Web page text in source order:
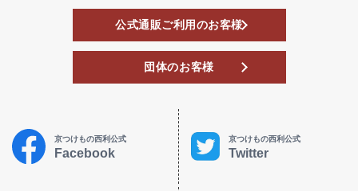
公式通販ご利用のお客様
団体のお客様
京つけもの西利公式
Facebook
京つけもの西利公式
Twitter